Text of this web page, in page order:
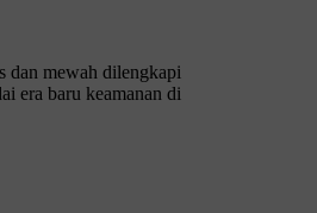
dan mewah dilengkapi
era baru keamanan di